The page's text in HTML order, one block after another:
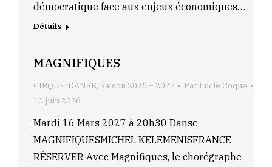
démocratique face aux enjeux économiques…
Détails
MAGNIFIQUES
CIRQUE-DANSE, Saison 2026 – 2027 Par Lucie Coqué
10 juin 2026
Mardi 16 Mars 2027 à 20h30 Danse
MAGNIFIQUESMICHEL KELEMENISFRANCE
RÉSERVER Avec Magnifiques, le chorégraphe